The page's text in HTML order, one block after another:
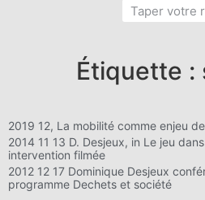
Étiquette :
2019 12, La mobilité comme enjeu
2014 11 13 D. Desjeux, in Le jeu
intervention filmée
2012 12 17 Dominique Desjeux
programme Dechets et société